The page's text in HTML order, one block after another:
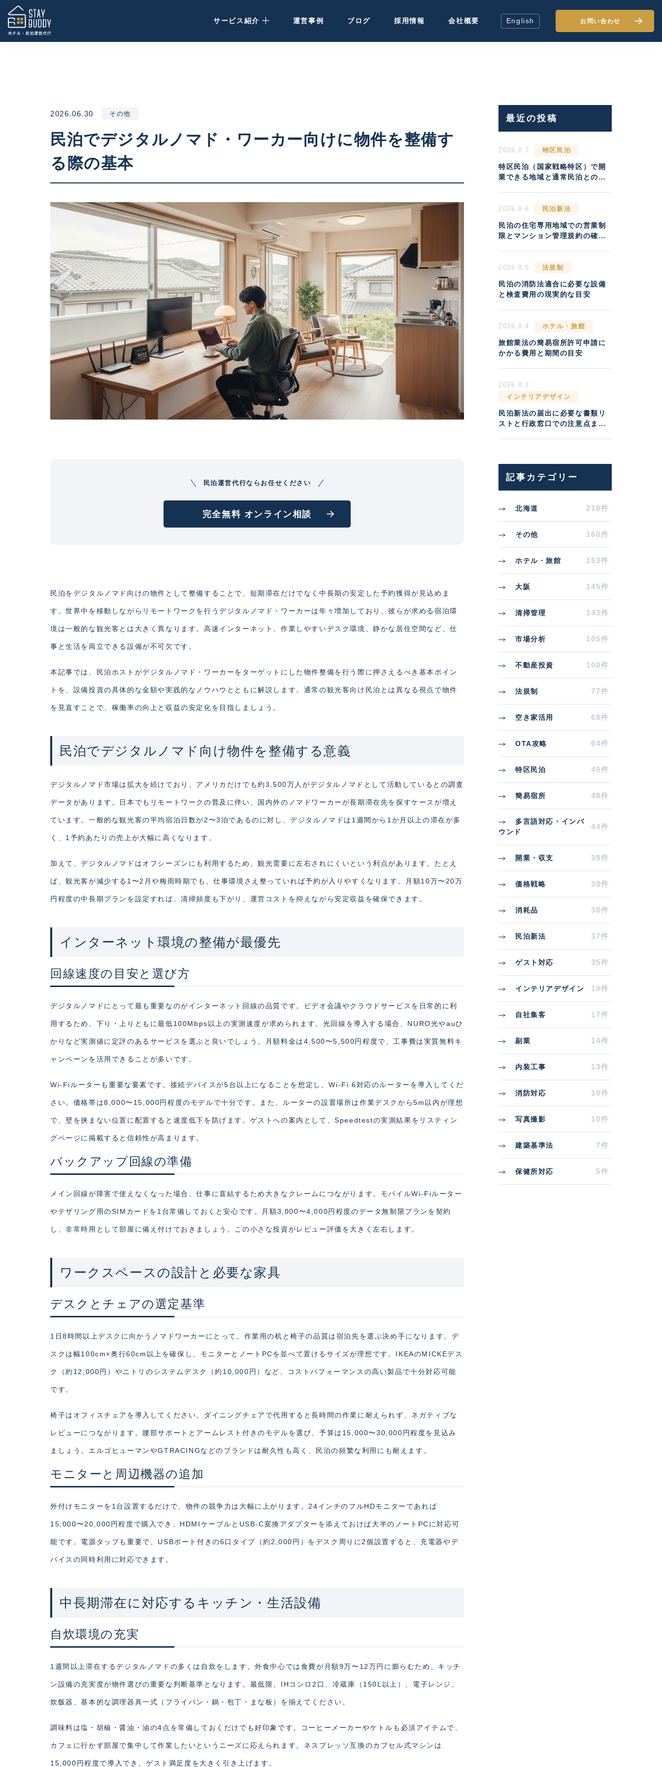
サービス紹介
民泊運営代行
空き家活用
運営事例 ブログ 採用情報 会社概要 English お問い合わせ
2026.06.30 その他
民泊でデジタルノマド・ワーカー向けに物件を整備す
る際の基本
民泊運営代行ならお任せください
完全無料 オンライン相談
民泊をデジタルノマド向けの物件として整備することで、短期滞在だけでなく中長期の安定した予約獲得が見込めま
す。世界中を移動しながらリモートワークを行うデジタルノマド・ワーカーは年々増加しており、彼らが求める宿泊環
境は一般的な観光客とは大きく異なります。高速インターネット、作業しやすいデスク環境、静かな居住空間など、仕
事と生活を両立できる設備が不可欠です。
本記事では、民泊ホストがデジタルノマド・ワーカーをターゲットにした物件整備を行う際に押さえるべき基本ポイン
トを、設備投資の具体的な金額や実践的なノウハウとともに解説します。通常の観光客向け民泊とは異なる視点で物件
を見直すことで、稼働率の向上と収益の安定化を目指しましょう。
民泊でデジタルノマド向け物件を整備する意義
デジタルノマド市場は拡大を続けており、アメリカだけでも約3,500万人がデジタルノマドとして活動しているとの調査
データがあります。日本でもリモートワークの普及に伴い、国内外のノマドワーカーが長期滞在先を探すケースが増え
ています。一般的な観光客の平均宿泊日数が2〜3泊であるのに対し、デジタルノマドは1週間から1か月以上の滞在が多
く、1予約あたりの売上が大幅に高くなります。
加えて、デジタルノマドはオフシーズンにも利用するため、観光需要に左右されにくいという利点があります。たとえ
ば、観光客が減少する1〜2月や梅雨時期でも、仕事環境さえ整っていれば予約が入りやすくなります。月額10万〜20万
円程度の中長期プランを設定すれば、清掃頻度も下がり、運営コストを抑えながら安定収益を確保できます。
インターネット環境の整備が最優先
回線速度の目安と選び方
デジタルノマドにとって最も重要なのがインターネット回線の品質です。ビデオ会議やクラウドサービスを日常的に利
用するため、下り・上りともに最低100Mbps以上の実測速度が求められます。光回線を導入する場合、NURO光やauひ
かりなど実測値に定評のあるサービスを選ぶと良いでしょう。月額料金は4,500〜5,500円程度で、工事費は実質無料キ
ャンペーンを活用できることが多いです。
Wi-Fiルーターも重要な要素です。接続デバイスが5台以上になることを想定し、Wi-Fi 6対応のルーターを導入してくだ
さい。価格帯は8,000〜15,000円程度のモデルで十分です。また、ルーターの設置場所は作業デスクから5m以内が理想
で、壁を挟まない位置に配置すると速度低下を防げます。ゲストへの案内として、Speedtestの実測結果をリスティン
グページに掲載すると信頼性が高まります。
バックアップ回線の準備
メイン回線が障害で使えなくなった場合、仕事に直結するため大きなクレームにつながります。モバイルWi-Fiルーター
やテザリング用のSIMカードを1台常備しておくと安心です。月額3,000〜4,000円程度のデータ無制限プランを契約
し、非常時用として部屋に備え付けておきましょう。この小さな投資がレビュー評価を大きく左右します。
ワークスペースの設計と必要な家具
デスクとチェアの選定基準
1日8時間以上デスクに向かうノマドワーカーにとって、作業用の机と椅子の品質は宿泊先を選ぶ決め手になります。デ
スクは幅100cm×奥行60cm以上を確保し、モニターとノートPCを並べて置けるサイズが理想です。IKEAのMICKEデス
ク（約12,000円）やニトリのシステムデスク（約10,000円）など、コストパフォーマンスの高い製品で十分対応可能
です。
椅子はオフィスチェアを導入してください。ダイニングチェアで代用すると長時間の作業に耐えられず、ネガティブな
レビューにつながります。腰部サポートとアームレスト付きのモデルを選び、予算は15,000〜30,000円程度を見込み
ましょう。エルゴヒューマンやGTRACINGなどのブランドは耐久性も高く、民泊の頻繁な利用にも耐えます。
モニターと周辺機器の追加
外付けモニターを1台設置するだけで、物件の競争力は大幅に上がります。24インチのフルHDモニターであれば
15,000〜20,000円程度で購入でき、HDMIケーブルとUSB-C変換アダプターを添えておけば大半のノートPCに対応可
能です。電源タップも重要で、USBポート付きの6口タイプ（約2,000円）をデスク周りに2個設置すると、充電器やデ
バイスの同時利用に対応できます。
中長期滞在に対応するキッチン・生活設備
自炊環境の充実
1週間以上滞在するデジタルノマドの多くは自炊をします。外食中心では食費が月額9万〜12万円に膨らむため、キッチ
ン設備の充実度が物件選びの重要な判断基準となります。最低限、IHコンロ2口、冷蔵庫（150L以上）、電子レンジ、
炊飯器、基本的な調理器具一式（フライパン・鍋・包丁・まな板）を揃えてください。
調味料は塩・胡椒・醤油・油の4点を常備しておくだけでも好印象です。コーヒーメーカーやケトルも必須アイテムで、
カフェに行かず部屋で集中して作業したいというニーズに応えられます。ネスプレッソ互換のカプセル式マシンは
15,000円程度で導入でき、ゲスト満足度を大きく引き上げます。
最近の投稿
2026.8.7 特区民泊
特区民泊（国家戦略特区）で開
業できる地域と通常民泊との収
2026.8.6 民泊新法
民泊の住宅専用地域での営業制
限とマンション管理規約の確認
2026.8.5 法規制
民泊の消防法適合に必要な設備
と検査費用の現実的な目安
2026.8.4 ホテル・旅館
旅館業法の簡易宿所許可申請に
かかる費用と期間の目安
2026.8.3
インテリアデザイン
民泊新法の届出に必要な書類リ
ストと行政窓口での注意点まと
記事カテゴリー
北海道 218件
その他 160件
ホテル・旅館 153件
大阪 145件
清掃管理 143件
市場分析 105件
不動産投資 100件
法規制 77件
空き家活用 68件
OTA攻略 64件
特区民泊 49件
簡易宿所 48件
多言語対応・インバ
ウンド
44件
開業・収支 39件
価格戦略 39件
消耗品 38件
民泊新法 37件
ゲスト対応 35件
インテリアデザイン 19件
自社集客 17件
副業 14件
内装工事 13件
消防対応 10件
写真撮影 10件
建築基準法 7件
保健所対応 5件